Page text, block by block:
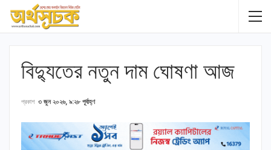
বিদ্যুতের নতুন দাম ঘোষণা আজ
প্রকাশ ৩ জুন ২০২৬, ৯:২৮ পূর্বাহ্ণ